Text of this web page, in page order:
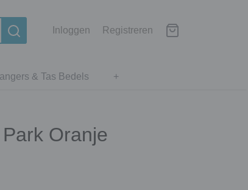
Inloggen Registreren
& Tas Bedels +
Oranje